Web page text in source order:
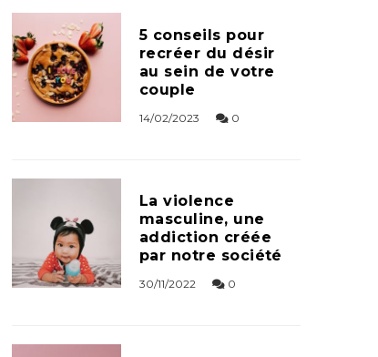
5 conseils pour
recréer du désir
au sein de votre
couple
14/02/2023 0
La violence
masculine, une
addiction créée
par notre société
30/11/2022 0